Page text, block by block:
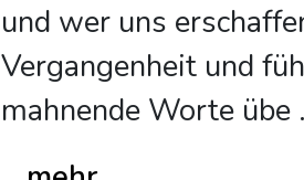
und wer uns
Vergangenheit und
mahnende Worte übe